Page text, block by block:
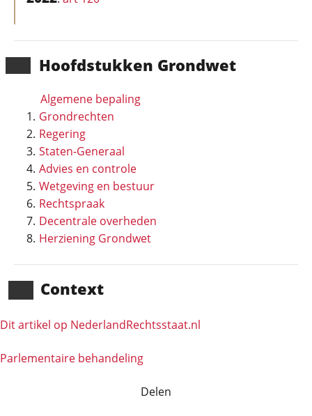
Hoofd­stukken Grondwet
Algemene bepaling
Grondrechten
Regering
Staten-Generaal
Advies en controle
Wetgeving en bestuur
Rechtspraak
Decentrale overheden
Herziening Grondwet
Context
Dit artikel op NederlandRechts­staat.nl
Parlementaire behandeling
Delen